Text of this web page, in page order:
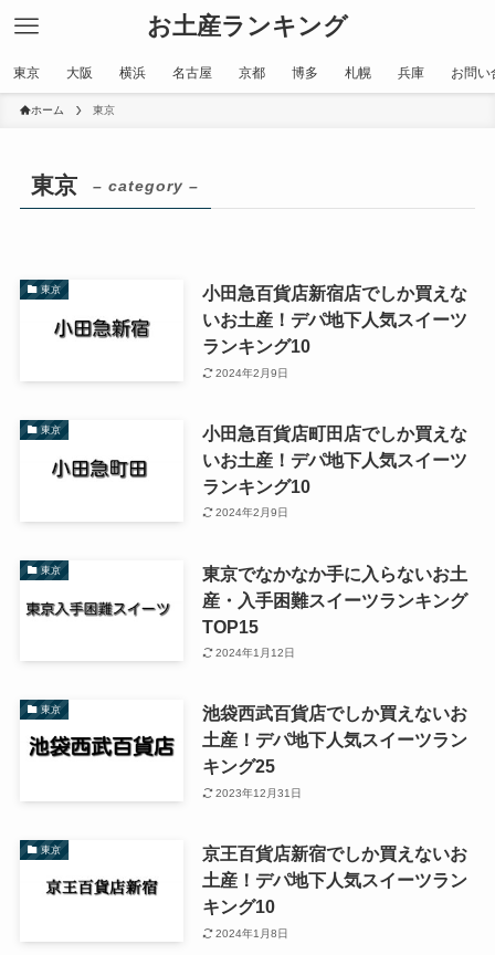
お土産ランキング
東京 大阪 横浜 名古屋 京都 博多 札幌 兵庫 お問い
ホーム 東京
東京 – category –
東京
小田急百貨店新宿店でしか買えな
いお土産！デパ地下人気スイーツ
ランキング10
2024年2月9日
東京
小田急百貨店町田店でしか買えな
いお土産！デパ地下人気スイーツ
ランキング10
2024年2月9日
東京
東京でなかなか手に入らないお土
産・入手困難スイーツランキング
TOP15
2024年1月12日
東京
池袋西武百貨店でしか買えないお
土産！デパ地下人気スイーツラン
キング25
2023年12月31日
東京
京王百貨店新宿でしか買えないお
土産！デパ地下人気スイーツラン
キング10
2024年1月8日